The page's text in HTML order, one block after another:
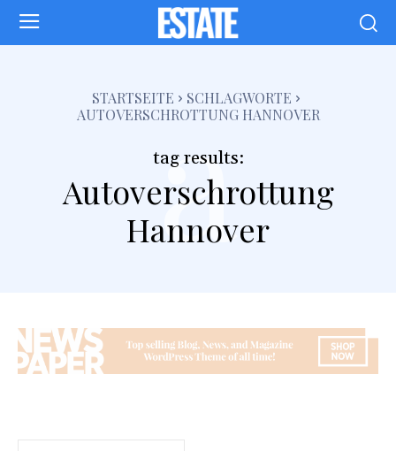
STARTSEITE
SCHLAGWORTE
AUTOVERSCHROTTUNG HANNOVER
tag results:
Autoverschrottung
Hannover
a